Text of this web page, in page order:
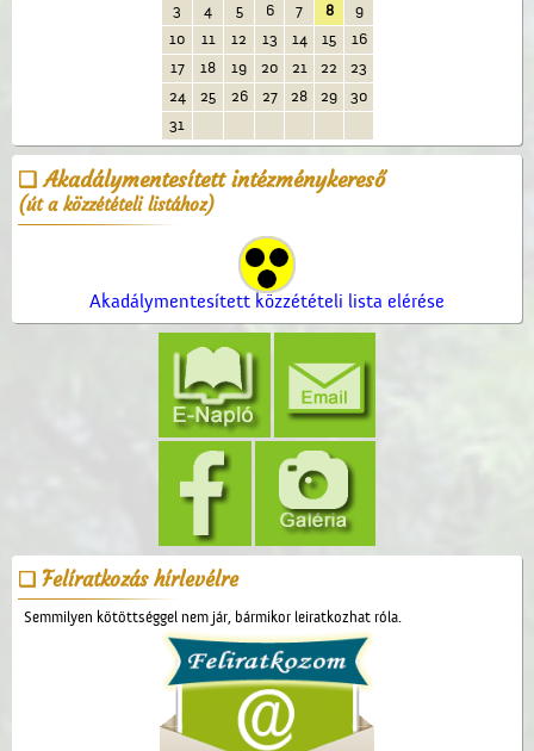
3
4 5 6 7 8
9
10
11 12 13 14 15
16
17
18 19 20 21 22
23
24
25 26 27 28 29
30
31
Akadálymentesített intézménykereső
(út a közzétételi listához)
Akadálymentesített közzétételi lista elérése
Felíratkozás hírlevélre
Semmilyen kötöttséggel nem jár, bármikor leiratkozhat róla.